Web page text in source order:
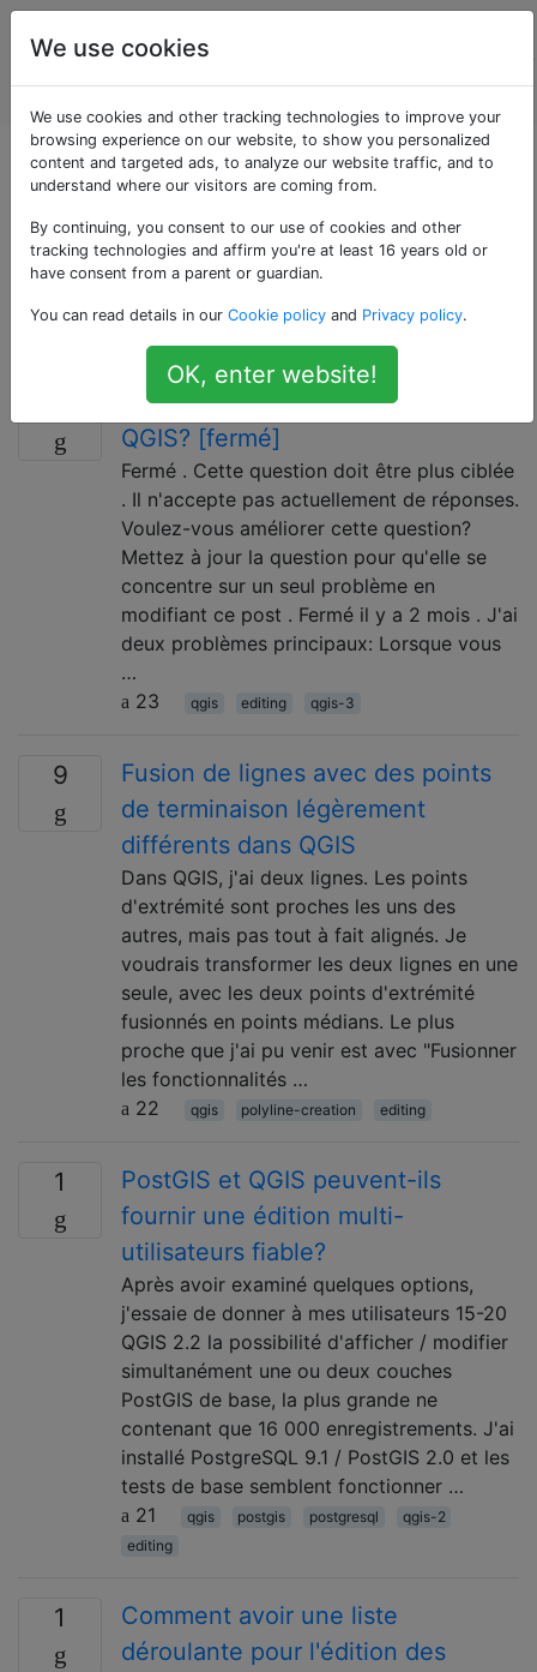
Systèmes
d'information
géographique
Questions marquées
«editing»
géométrie des entités, des emplacements et des
attributs des données spatiales.
Vous utilisez l'éditeur de sommets
QGIS? [fermé]
Fermé . Cette question doit être plus ciblée
. Il n'accepte pas actuellement de réponses.
Voulez-vous améliorer cette question?
Mettez à jour la question pour qu'elle se
concentre sur un seul problème en
modifiant ce post . Fermé il y a 2 mois . J'ai
deux problèmes principaux: Lorsque vous
…
23
qgis editing qgis-3
9
Fusion de lignes avec des points
de terminaison légèrement
différents dans QGIS
Dans QGIS, j'ai deux lignes. Les points
d'extrémité sont proches les uns des
autres, mais pas tout à fait alignés. Je
voudrais transformer les deux lignes en une
seule, avec les deux points d'extrémité
fusionnés en points médians. Le plus
proche que j'ai pu venir est avec "Fusionner
les fonctionnalités …
22
qgis polyline-creation editing
1
PostGIS et QGIS peuvent-ils
fournir une édition multi-
utilisateurs fiable?
Après avoir examiné quelques options,
j'essaie de donner à mes utilisateurs 15-20
QGIS 2.2 la possibilité d'afficher / modifier
simultanément une ou deux couches
PostGIS de base, la plus grande ne
contenant que 16 000 enregistrements. J'ai
installé PostgreSQL 9.1 / PostGIS 2.0 et les
tests de base semblent fonctionner …
21
qgis postgis postgresql
qgis-2
editing
1
Comment avoir une liste
déroulante pour l'édition des
We use cookies
We use cookies and other tracking technologies to improve your
browsing experience on our website, to show you personalized
content and targeted ads, to analyze our website traffic, and to
understand where our visitors are coming from.
By continuing, you consent to our use of cookies and other
tracking technologies and affirm you're at least 16 years old or
have consent from a parent or guardian.
You can read details in our Cookie policy and Privacy policy.
OK, enter website!